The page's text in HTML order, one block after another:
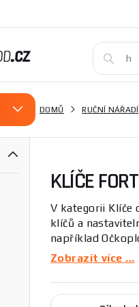
DOMŮ RUČNÍ NÁŘADÍ
KLÍČE
V kategorii Klíče
klíčů a
například
vhodné pro
Tato kategorie
parametry
Zobrazit více ...